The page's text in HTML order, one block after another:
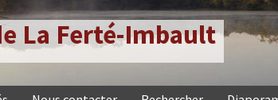
La Ferté-Imbault